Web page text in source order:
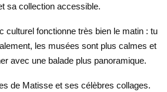
sa collection accessible.
culturel fonctionne très bien le matin : tu
les musées sont plus calmes et
avec une balade plus panoramique.
de Matisse et ses célèbres collages.